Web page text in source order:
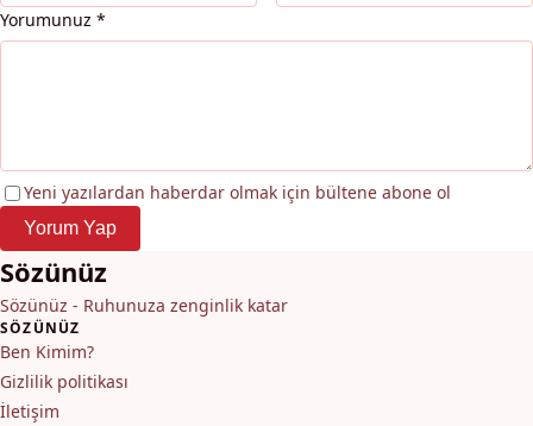
Yorumunuz *
Yeni yazılardan haberdar olmak için bültene abone ol
Yorum Yap
Sözünüz
Sözünüz - Ruhunuza zenginlik katar
SÖZÜNÜZ
Ben Kimim?
Gizlilik politikası
İletişim